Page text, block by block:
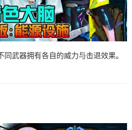
武器拥有各自的威力与击退效果。